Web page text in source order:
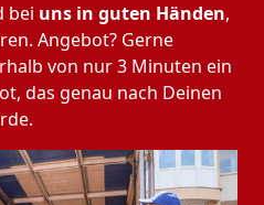
bei uns in guten Händen,
Angebot? Gerne
von nur 3 Minuten ein
das genau nach Deinen